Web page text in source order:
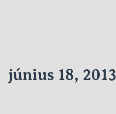
június 18, 2013